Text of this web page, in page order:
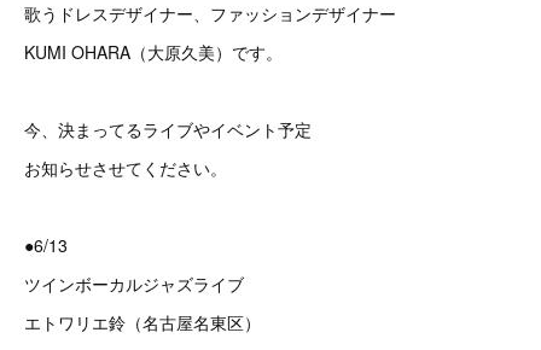
歌うドレスデザイナー、ファッションデザイナー
KUMI OHARA（大原久美）です。
今、決まってるライブやイベント予定
お知らせさせてください。
●6/13
ツインボーカルジャズライブ
エトワリエ鈴（名古屋名東区）